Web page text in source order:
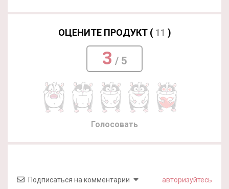
ОЦЕНИТЕ ПРОДУКТ ( 11 )
3 / 5
Голосовать
Подписаться на комментарии авторизуйтесь